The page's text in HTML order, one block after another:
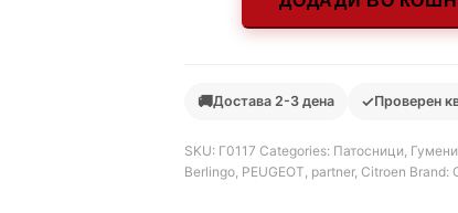
🚚Достава 2-3 дена ✓Проверен
SKU: Г0117 Categories: Патосници,
Berlingo, PEUGEOT, partner, Citroen Brand: